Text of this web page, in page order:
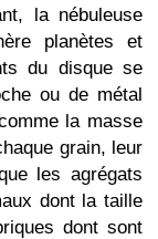
la nébuleuse
planètes et
du disque se
ou de métal
la masse
grain, leur
les agrégats
dont la taille
dont sont